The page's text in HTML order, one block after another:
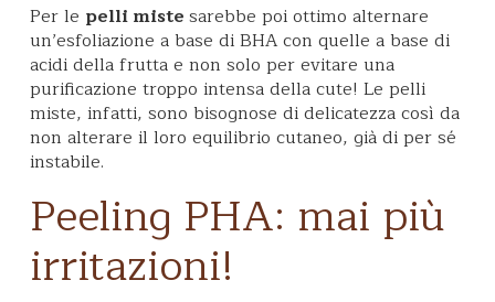
Per le pelli mistesarebbe poi ottimo alternare
un’esfoliazione a base di BHA con quelle a base di
acidi della frutta e non solo per evitare una
purificazione troppo intensa della cute! Le pelli
miste, infatti, sono bisognose di delicatezza così da
non alterare il loro equilibrio cutaneo, già di per sé
instabile.
Peeling PHA: mai più
irritazioni!